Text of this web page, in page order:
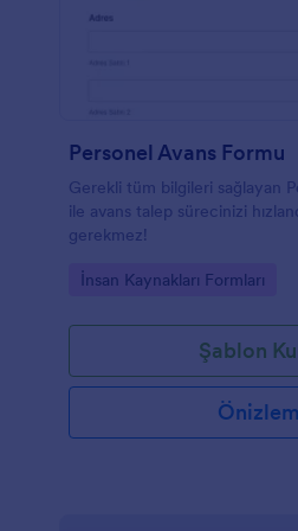
Personel Avans Formu
Gerekli tüm bilgileri sağlayan
ile avans talep sürecinizi
gerekmez!
Go to Category:
İnsan Kaynakları Formları
Şablon